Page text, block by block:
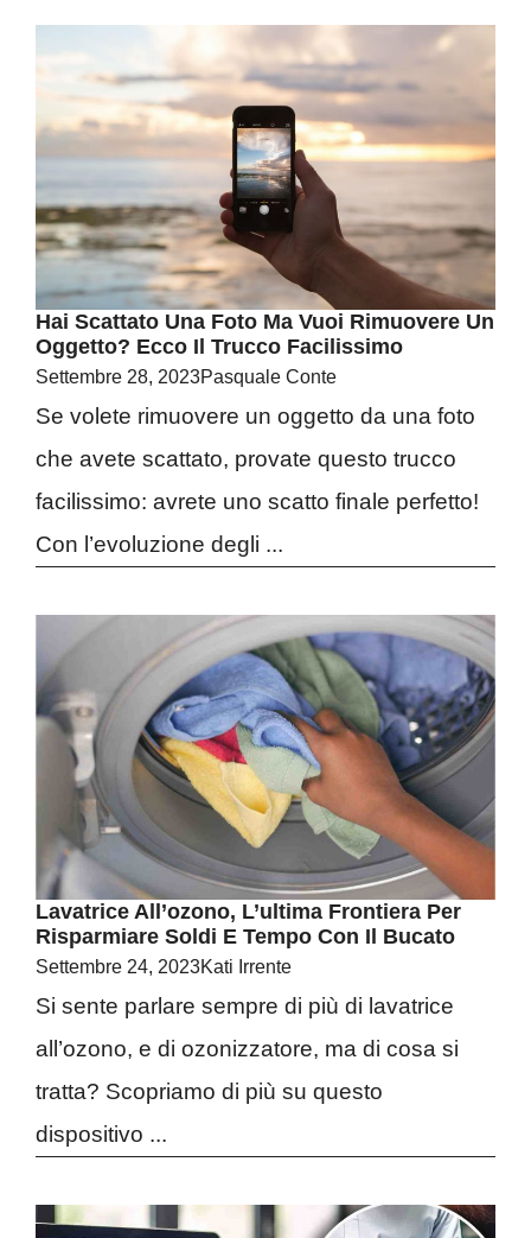
Hai Scattato Una Foto Ma Vuoi Rimuovere Un
Oggetto? Ecco Il Trucco Facilissimo
Settembre 28, 2023Pasquale Conte
Se volete rimuovere un oggetto da una foto
che avete scattato, provate questo trucco
facilissimo: avrete uno scatto finale perfetto!
Con l’evoluzione degli ...
Lavatrice All’ozono, L’ultima Frontiera Per
Risparmiare Soldi E Tempo Con Il Bucato
Settembre 24, 2023Kati Irrente
Si sente parlare sempre di più di lavatrice
all’ozono, e di ozonizzatore, ma di cosa si
tratta? Scopriamo di più su questo
dispositivo ...